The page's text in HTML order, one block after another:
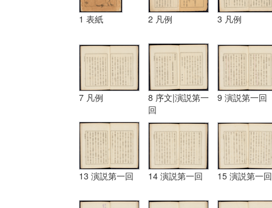
1 表紙 2 凡例 3 凡例
7 凡例
8 序文|演説第一
回
9 演説第一回
13 演説第一回 14 演説第一回 15 演説第一回